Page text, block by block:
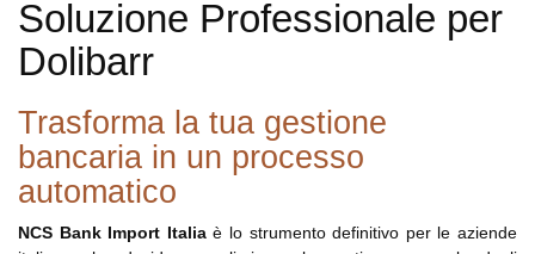
Soluzione Professionale per
Dolibarr
Trasforma la tua gestione
bancaria in un processo
automatico
NCS Bank Import Italiaè lo strumento definitivo per le aziende